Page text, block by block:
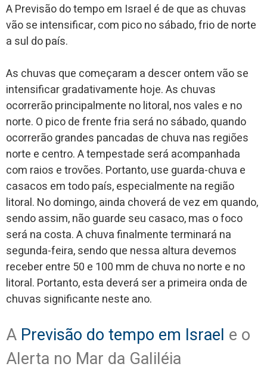
A Previsão do tempo em Israel é de que as chuvas
vão se intensificar, com pico no sábado, frio de norte
a sul do país.
As chuvas que começaram a descer ontem vão se
intensificar gradativamente hoje. As chuvas
ocorrerão principalmente no litoral, nos vales e no
norte. O pico de frente fria será no sábado, quando
ocorrerão grandes pancadas de chuva nas regiões
norte e centro. A tempestade será acompanhada
com raios e trovões. Portanto, use guarda-chuva e
casacos em todo país, especialmente na região
litoral. No domingo, ainda choverá de vez em quando,
sendo assim, não guarde seu casaco, mas o foco
será na costa. A chuva finalmente terminará na
segunda-feira, sendo que nessa altura devemos
receber entre 50 e 100 mm de chuva no norte e no
litoral. Portanto, esta deverá ser a primeira onda de
chuvas significante neste ano.
A Previsão do tempo em Israel e o
Alerta no Mar da Galiléia